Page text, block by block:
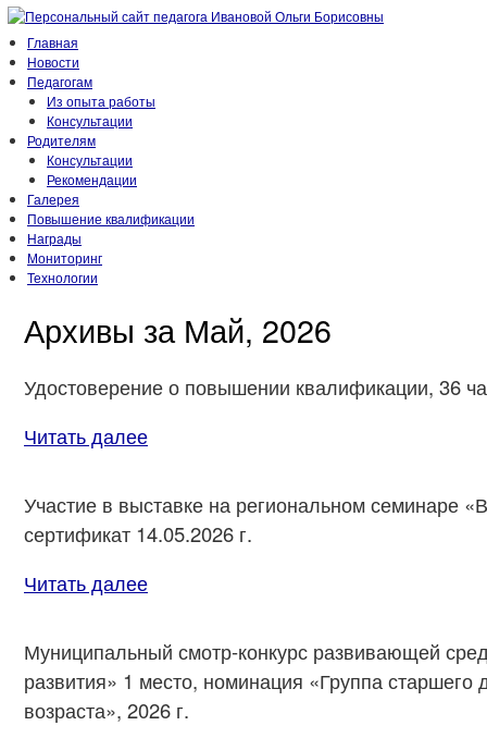
Главная
Новости
Педагогам
Из опыта работы
Консультации
Родителям
Консультации
Рекомендации
Галерея
Повышение квалификации
Награды
Мониторинг
Технологии
Архивы за Май, 2026
Удостоверение о повышении квалификации, 36
Читать далее
Участие в выставке на региональном семинаре
сертификат 14.05.2026 г.
Читать далее
Муниципальный смотр-конкурс развивающей
развития» 1 место, номинация «Группа старшего
возраста», 2026 г.